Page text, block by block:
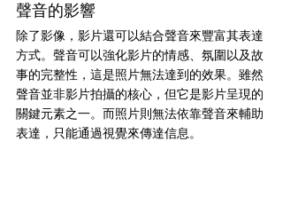
聲音的影響
除了影像，影片還可以結合聲音來豐富其表達
方式。聲音可以強化影片的情感、氛圍以及故
事的完整性，這是照片無法達到的效果。雖然
聲音並非影片拍攝的核心，但它是影片呈現的
關鍵元素之一。而照片則無法依靠聲音來輔助
表達，只能通過視覺來傳達信息。